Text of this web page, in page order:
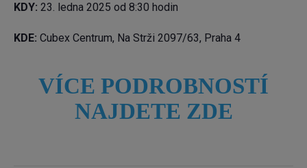
KDY: 23. ledna 2025 od 8:30 hodin
KDE: Cubex Centrum, Na Strži 2097/63, Praha 4
VÍCE PODROBNOSTÍ
NAJDETE ZDE